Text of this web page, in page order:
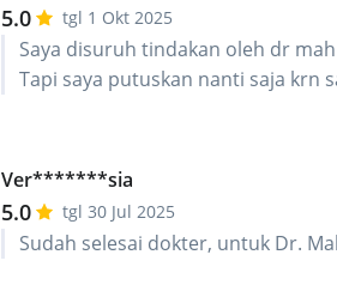
5.0 tgl 1 Okt 2025
Saya disuruh tindakan oleh dr mah
Tapi saya putuskan nanti saja krn
Ver*******sia
5.0 tgl 30 Jul 2025
Sudah selesai dokter, untuk Dr.